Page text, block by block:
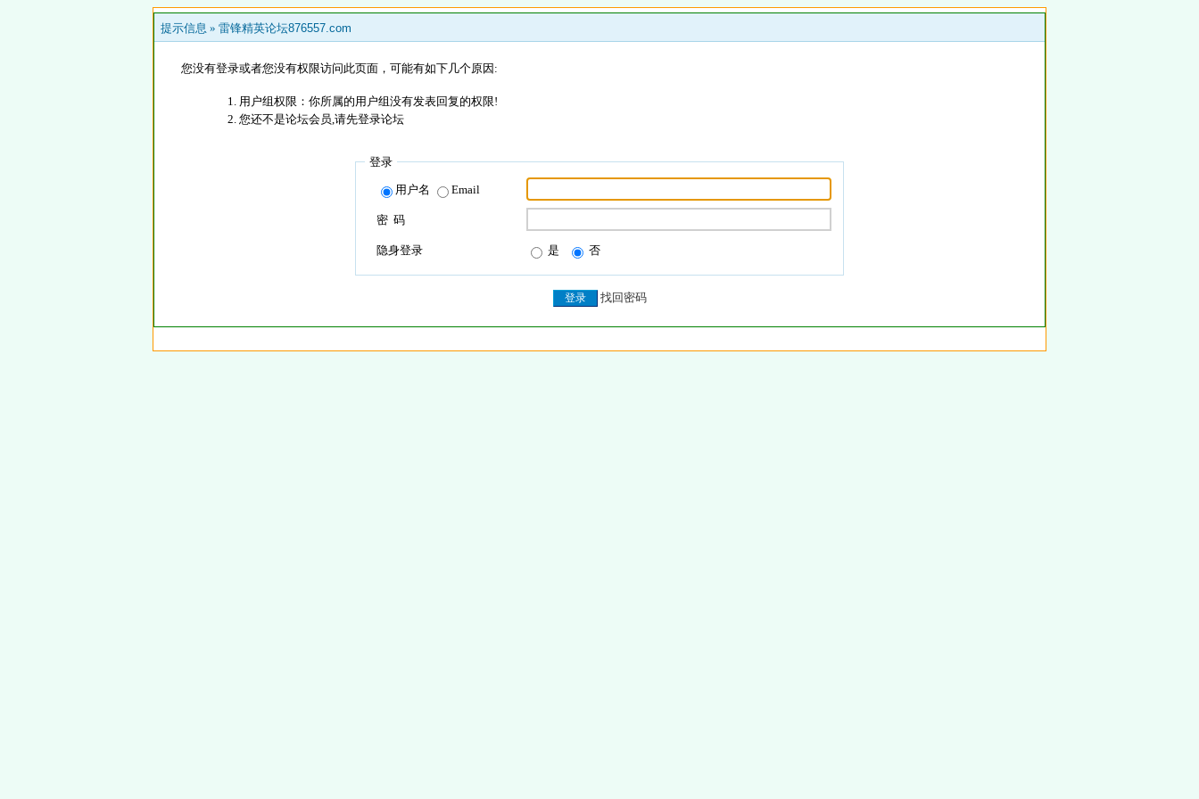
提示信息 » 雷锋精英论坛876557.com
您没有登录或者您没有权限访问此页面，可能有如下几个原因:
用户组权限：你所属的用户组没有发表回复的权限!
您还不是论坛会员,请先登录论坛
登录
用户名 Email
密 码
隐身登录 是 否
找回密码